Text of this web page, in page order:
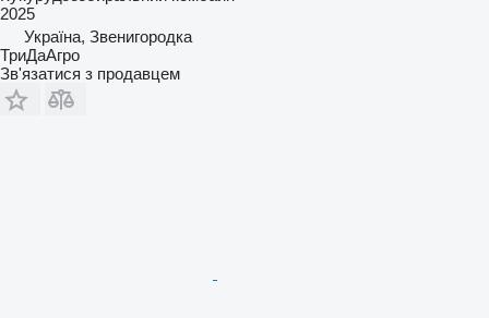
2025
Україна, Звенигородка
ТриДаАгро
Зв'язатися з продавцем